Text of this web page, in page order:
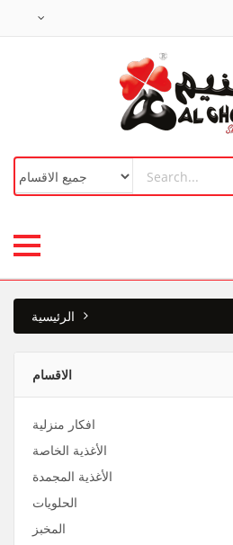
الرئيسية
الاقسام
افكار منزلية
الأغذية الخاصة
الأغذية المجمدة
الحلويات
المخبز